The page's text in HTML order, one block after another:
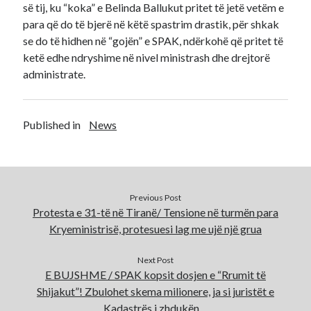
së tij, ku “koka” e Belinda Ballukut pritet të jetë vetëm e
para që do të bjerë në këtë spastrim drastik, për shkak
se do të hidhen në “gojën” e SPAK, ndërkohë që pritet të
ketë edhe ndryshime në nivel ministrash dhe drejtorë
administrate.
Published in News
Previous Post
Protesta e 31-të në Tiranë/ Tensione në turmën para
Kryeministrisë, protesuesi lag me ujë një grua
Next Post
E BUJSHME / SPAK kopsit dosjen e “Rrumit të
Shijakut”! Zbulohet skema milionere, ja si juristët e
Kadastrës i zhdukën…